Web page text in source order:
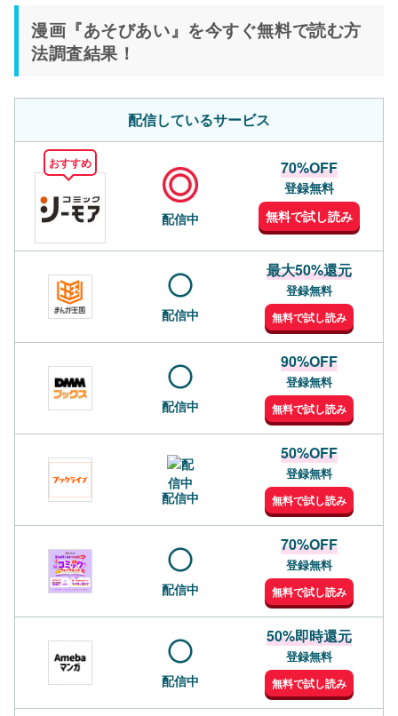
漫画『あそびあい』を今すぐ無料で読む方
法調査結果！
配信しているサービス
おすすめ
配信中
70%OFF
登録無料
無料で試し読み
配信中
最大50%還元
登録無料
無料で試し読み
配信中
90%OFF
登録無料
無料で試し読み
配信中
50%OFF
登録無料
無料で試し読み
配信中
70%OFF
登録無料
無料で試し読み
配信中
50%即時還元
登録無料
無料で試し読み